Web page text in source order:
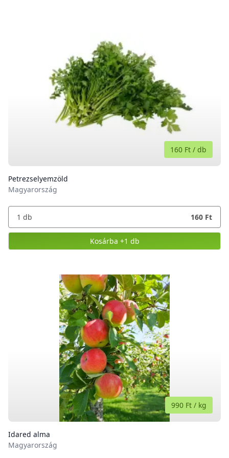
Petrezselyemzöld
Magyarország
160 Ft / db
1 db 160 Ft
Kosárba +1 db
, Petrezselyemzöld
Idared alma
Magyarország
990 Ft / kg